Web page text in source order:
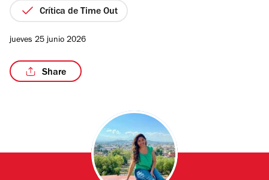
Crítica de Time Out
jueves 25 junio 2026
Share